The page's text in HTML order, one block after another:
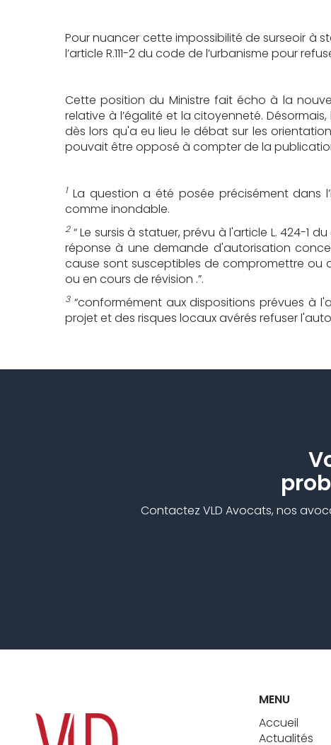
Pour nuancer cette impossibilité de surseoir à
l’article R.111-2 du code de l’urbanisme pour
Cette position du Ministre fait écho à la
relative à l’égalité et la citoyenneté.
dès lors qu'a eu lieu le débat sur les
pouvait être opposé à compter de la
1La question a été posée précisément dans
comme inondable.
2“ Le sursis à statuer, prévu à l'article L. 424-1
réponse à une demande d'autorisation
cause sont susceptibles de compromettre ou
ou en cours de révision .”.
3“conformément aux dispositions prévues à
projet et des risques locaux avérés refuser
Contactez VLD Avocats, nos
MENU
Accueil
Actualités